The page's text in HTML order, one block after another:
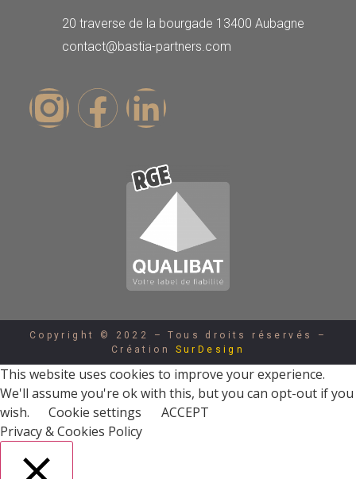
20 traverse de la bourgade 13400 Aubagne
contact@bastia-partners.com
Copyright © 2022 – Tous droits réservés –
Création SurDesign
This website uses cookies to improve your experience.
We'll assume you're ok with this, but you can opt-out if you
wish.
Cookie settings
ACCEPT
Privacy & Cookies Policy